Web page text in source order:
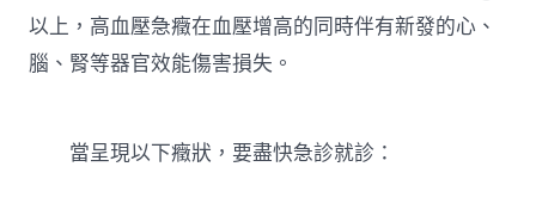
以上，高血壓急癥在血壓增高的同時伴有新發的心、
腦、腎等器官效能傷害損失。
當呈現以下癥狀，要盡快急診就診：